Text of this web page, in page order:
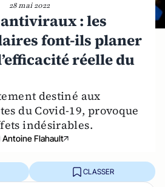
28 mai 2022
: les
font-ils planer
réelle du
destiné aux
du Covid-19, provoque
indésirables.
Antoine Flahault
CLASSER